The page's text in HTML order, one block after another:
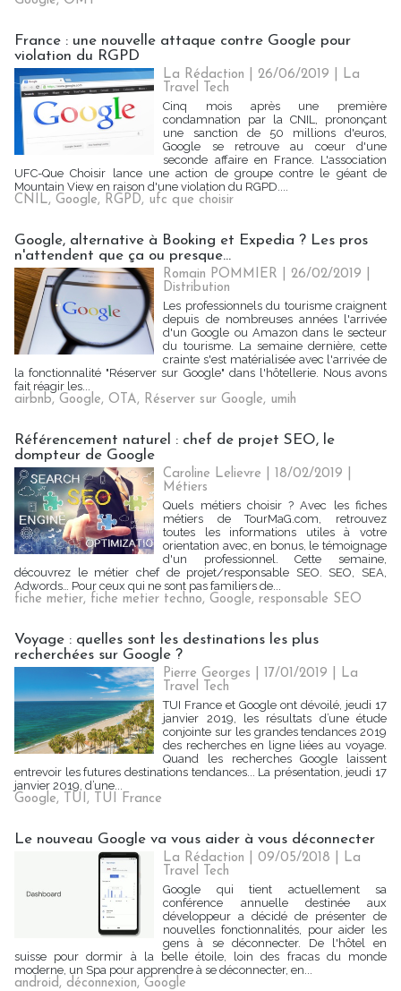
France : une nouvelle attaque contre Google pour
violation du RGPD
La Rédaction | 26/06/2019
La
Travel Tech
Cinq mois après une première
condamnation par la CNIL, prononçant
une sanction de 50 millions d'euros,
Google se retrouve au coeur d'une
seconde affaire en France. L'association
UFC-Que Choisir lance une action de groupe contre le géant de
Mountain View en raison d'une violation du RGPD....
CNIL, Google, RGPD, ufc que choisir
Google, alternative à Booking et Expedia ? Les pros
n'attendent que ça ou presque...
Romain POMMIER | 26/02/2019
Distribution
Les professionnels du tourisme craignent
depuis de nombreuses années l'arrivée
d'un Google ou Amazon dans le secteur
du tourisme. La semaine dernière, cette
crainte s'est matérialisée avec l'arrivée de
la fonctionnalité "Réserver sur Google" dans l'hôtellerie. Nous avons
fait réagir les...
airbnb, Google, OTA, Réserver sur Google, umih
Référencement naturel : chef de projet SEO, le
dompteur de Google
Caroline Lelievre | 18/02/2019
Métiers
Quels métiers choisir ? Avec les fiches
métiers de TourMaG.com, retrouvez
toutes les informations utiles à votre
orientation avec, en bonus, le témoignage
d'un professionnel. Cette semaine,
découvrez le métier chef de projet/responsable SEO. SEO, SEA,
Adwords… Pour ceux qui ne sont pas familiers de...
fiche metier, fiche metier techno, Google, responsable SEO
Voyage : quelles sont les destinations les plus
recherchées sur Google ?
Pierre Georges | 17/01/2019
La
Travel Tech
TUI France et Google ont dévoilé, jeudi 17
janvier 2019, les résultats d’une étude
conjointe sur les grandes tendances 2019
des recherches en ligne liées au voyage.
Quand les recherches Google laissent
entrevoir les futures destinations tendances... La présentation, jeudi 17
janvier 2019, d’une...
Google, TUI, TUI France
Le nouveau Google va vous aider à vous déconnecter
La Rédaction | 09/05/2018
La
Travel Tech
Google qui tient actuellement sa
conférence annuelle destinée aux
développeur a décidé de présenter de
nouvelles fonctionnalités, pour aider les
gens à se déconnecter. De l'hôtel en
suisse pour dormir à la belle étoile, loin des fracas du monde
moderne, un Spa pour apprendre à se déconnecter, en...
android, déconnexion, Google